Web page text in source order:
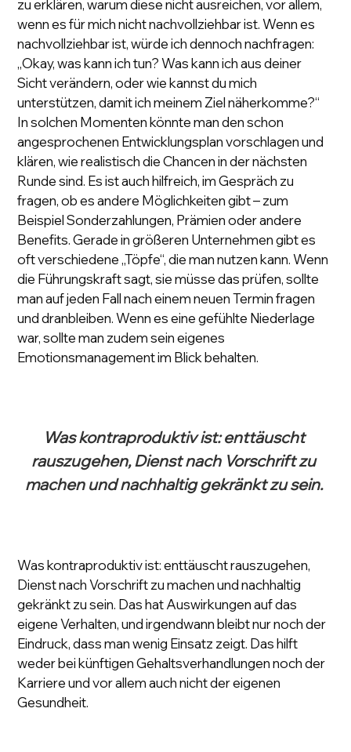
zu erklären, warum diese nicht ausreichen, vor allem,
wenn es für mich nicht nachvollziehbar ist. Wenn es
nachvollziehbar ist, würde ich dennoch nachfragen:
„Okay, was kann ich tun? Was kann ich aus deiner
Sicht verändern, oder wie kannst du mich
unterstützen, damit ich meinem Ziel näherkomme?“
In solchen Momenten könnte man den schon
angesprochenen Entwicklungsplan vorschlagen und
klären, wie realistisch die Chancen in der nächsten
Runde sind. Es ist auch hilfreich, im Gespräch zu
fragen, ob es andere Möglichkeiten gibt – zum
Beispiel Sonderzahlungen, Prämien oder andere
Benefits. Gerade in größeren Unternehmen gibt es
oft verschiedene „Töpfe“, die man nutzen kann. Wenn
die Führungskraft sagt, sie müsse das prüfen, sollte
man auf jeden Fall nach einem neuen Termin fragen
und dranbleiben. Wenn es eine gefühlte Niederlage
war, sollte man zudem sein eigenes
Emotionsmanagement im Blick behalten.
Was kontraproduktiv ist: enttäuscht
rauszugehen, Dienst nach Vorschrift zu
machen und nachhaltig gekränkt zu sein.
Was kontraproduktiv ist: enttäuscht rauszugehen,
Dienst nach Vorschrift zu machen und nachhaltig
gekränkt zu sein. Das hat Auswirkungen auf das
eigene Verhalten, und irgendwann bleibt nur noch der
Eindruck, dass man wenig Einsatz zeigt. Das hilft
weder bei künftigen Gehaltsverhandlungen noch der
Karriere und vor allem auch nicht der eigenen
Gesundheit.